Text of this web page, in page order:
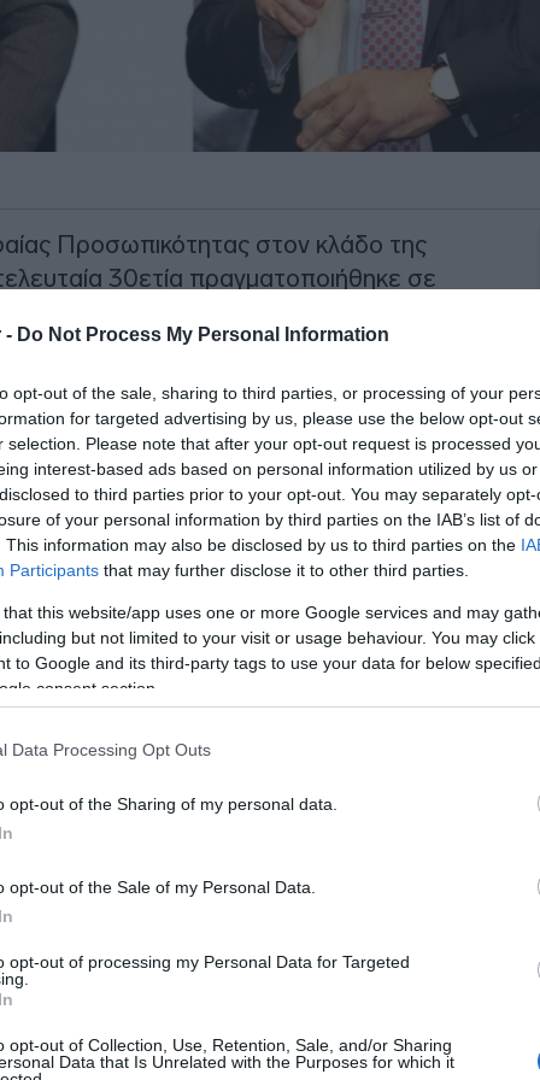
- Do Not Process My Personal Information
opt-out of the sale, sharing to third parties, or processing of your
for targeted advertising by us, please use the below opt-out
selection. Please note that after your opt-out request is processed
interest-based ads based on personal information utilized by us
to third parties prior to your opt-out. You may separately
of your personal information by third parties on the IAB’s list of
This information may also be disclosed by us to third parties on the
Participants that may further disclose it to other third parties.
that this website/app uses one or more Google services and may
but not limited to your visit or usage behaviour. You may
to Google and its third-party tags to use your data for below
consent section.
Data Processing Opt Outs
opt-out of the Sharing of my personal data.
opt-out of the Sale of my Personal Data.
opt-out of processing my Personal Data for Targeted
opt-out of Collection, Use, Retention, Sale, and/or Sharing
Data that Is Unrelated with the Purposes for which it
Προσωπικότητας στον κλάδο της
30ετία πραγματοποιήθηκε σε
αείμνηστο
Pharma. Το συνέδριο
2025 στο Divani Caravel και
Υγείας και τη Reputation Unique,
της φήμης του φαρμακευτικού κλάδου
αποτέλεσμα πρωτότυπης έρευνας
κλάδου, ο Πρόεδρος &
Δημήτρης Γιαννακόπουλος, δήλωσε:
μου είναι μια βαθιά συγκινητική
καθώς το όνομά του
προσωπικότητα της ελληνικής